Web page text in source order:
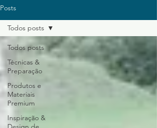
Posts
Todos posts
Técnicas &
Preparação
Produtos e
Materiais
Premium
Inspiração &
Todos posts